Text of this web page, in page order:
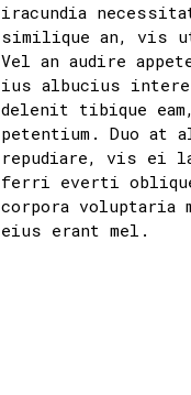
iracundia
similique an, vis
Vel an audire
ius albucius
delenit tibique
petentium. Duo at
repudiare, vis ei
ferri everti
corpora voluptaria
eius erant mel.